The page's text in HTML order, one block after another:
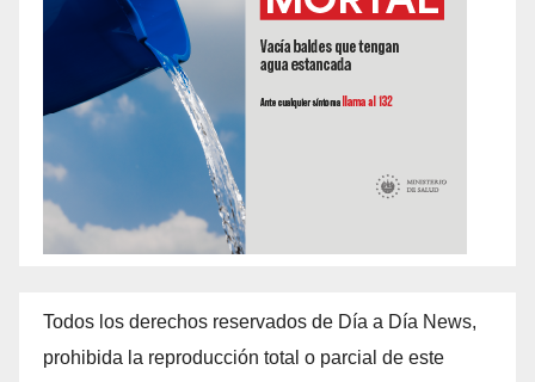
Todos los derechos reservados de Día a Día News,
prohibida la reproducción total o parcial de este